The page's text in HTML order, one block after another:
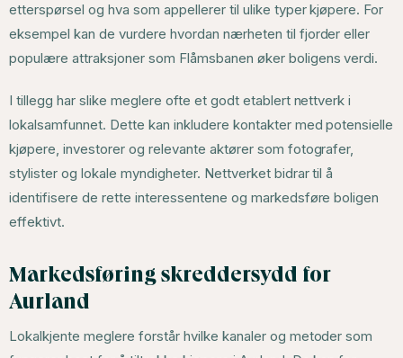
etterspørsel og hva som appellerer til ulike typer kjøpere. For
eksempel kan de vurdere hvordan nærheten til fjorder eller
populære attraksjoner som Flåmsbanen øker boligens verdi.
I tillegg har slike meglere ofte et godt etablert nettverk i
lokalsamfunnet. Dette kan inkludere kontakter med potensielle
kjøpere, investorer og relevante aktører som fotografer,
stylister og lokale myndigheter. Nettverket bidrar til å
identifisere de rette interessentene og markedsføre boligen
effektivt.
Markedsføring skreddersydd for
Aurland
Lokalkjente meglere forstår hvilke kanaler og metoder som